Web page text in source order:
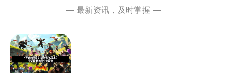
— 最新资讯，及时掌握 —